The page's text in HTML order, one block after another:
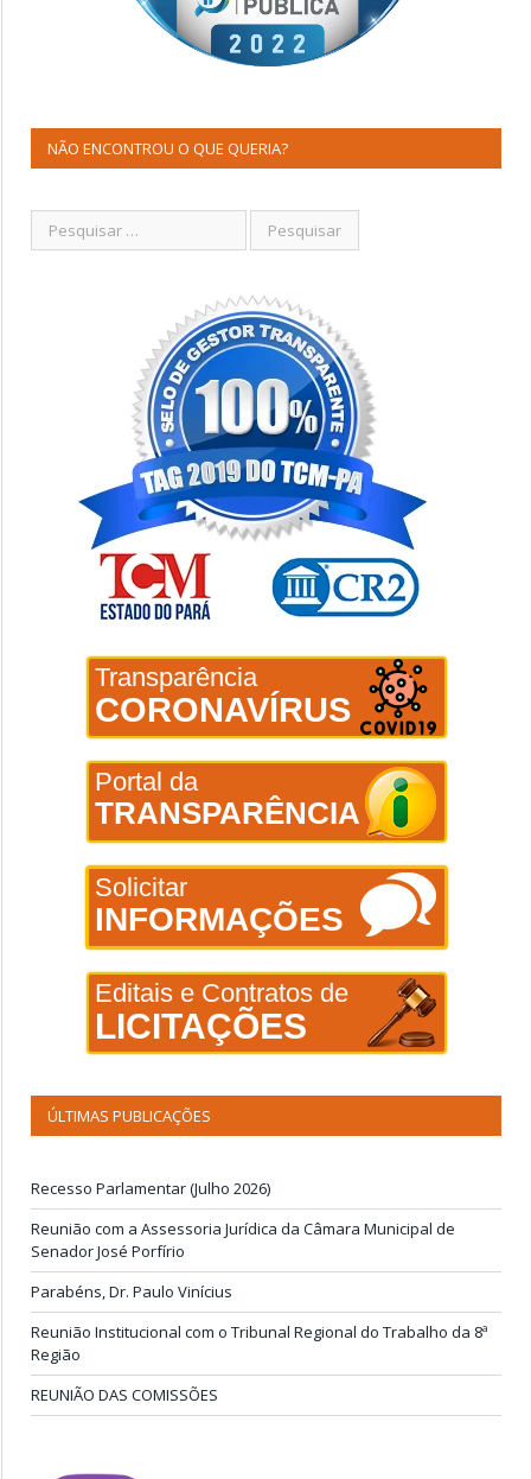
NÃO ENCONTROU O QUE QUERIA?
Transparência
CORONAVÍRUS
Portal da
TRANSPARÊNCIA
Solicitar
INFORMAÇÕES
Editais e Contratos de
LICITAÇÕES
ÚLTIMAS PUBLICAÇÕES
Recesso Parlamentar (Julho 2026)
Reunião com a Assessoria Jurídica da Câmara Municipal de
Senador José Porfírio
Parabéns, Dr. Paulo Vinícius
Reunião Institucional com o Tribunal Regional do Trabalho da 8ª
Região
REUNIÃO DAS COMISSÕES